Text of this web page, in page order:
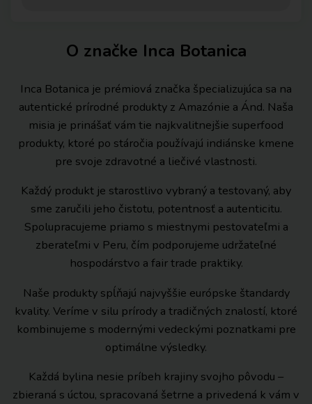
O značke Inca Botanica
Inca Botanica je prémiová značka špecializujúca sa na
autentické prírodné produkty z Amazónie a Ánd. Naša
misia je prinášať vám tie najkvalitnejšie superfood
produkty, ktoré po stáročia používajú indiánske kmene
pre svoje zdravotné a liečivé vlastnosti.
Každý produkt je starostlivo vybraný a testovaný, aby
sme zaručili jeho čistotu, potentnosť a autenticitu.
Spolupracujeme priamo s miestnymi pestovateľmi a
zberateľmi v Peru, čím podporujeme udržateľné
hospodárstvo a fair trade praktiky.
Naše produkty spĺňajú najvyššie európske štandardy
kvality. Veríme v silu prírody a tradičných znalostí, ktoré
kombinujeme s modernými vedeckými poznatkami pre
optimálne výsledky.
Každá bylina nesie príbeh krajiny svojho pôvodu –
zbieraná s úctou, spracovaná šetrne a privedená k vám v